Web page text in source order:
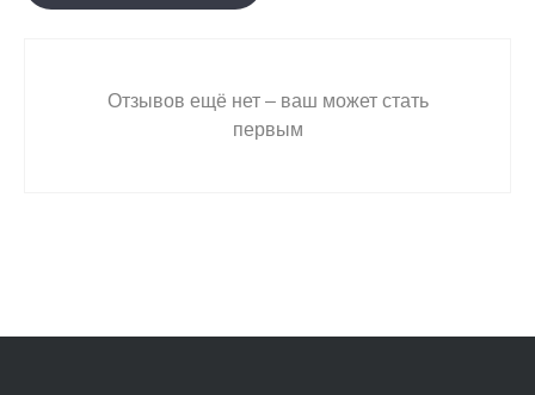
Отзывов ещё нет – ваш может стать
первым